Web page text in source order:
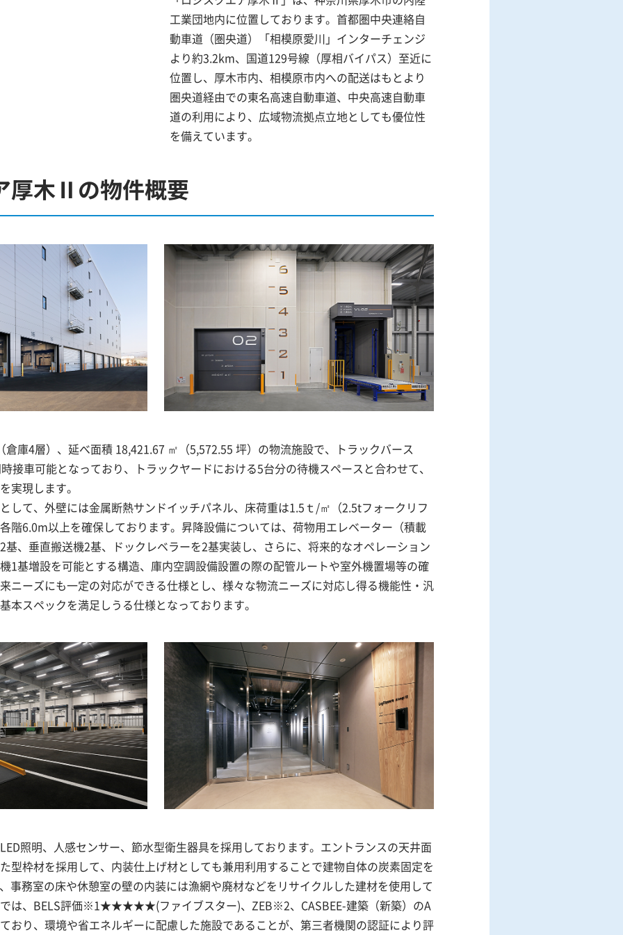
工業団地内に位置しております。首都圏中央連絡自
動車道（圏央道）「相模原愛川」インターチェンジ
より約3.2km、国道129号線（厚相バイパス）至近に
位置し、厚木市内、相模原市内への配送はもとより
圏央道経由での東名高速自動車道、中央高速自動車
道の利用により、広域物流拠点立地としても優位性
を備えています。
厚木Ⅱの物件概要
庫4層）、延べ面積 18,421.67 ㎡（5,572.55 坪）の物流施設で、トラックバース
接車可能となっており、トラックヤードにおける5台分の待機スペースと合わせて、
実現します。
して、外壁には金属断熱サンドイッチパネル、床荷重は1.5ｔ/㎡（2.5tフォークリフ
階6.0m以上を確保しております。昇降設備については、荷物用エレベーター（積載
、垂直搬送機2基、ドックレベラーを2基実装し、さらに、将来的なオペレーション
1基増設を可能とする構造、庫内空調設備設置の際の配管ルートや室外機置場等の確
ニーズにも一定の対応ができる仕様とし、様々な物流ニーズに対応し得る機能性・汎
本スペックを満足しうる仕様となっております。
照明、人感センサー、節水型衛生器具を採用しております。エントランスの天井面
型枠材を採用して、内装仕上げ材としても兼用利用することで建物自体の炭素固定を
事務室の床や休憩室の壁の内装には漁網や廃材などをリサイクルした建材を使用して
では、BELS評価※1★★★★★(ファイブスター)、ZEB※2、CASBEE-建築（新築）のA
おり、環境や省エネルギーに配慮した施設であることが、第三者機関の認証により評